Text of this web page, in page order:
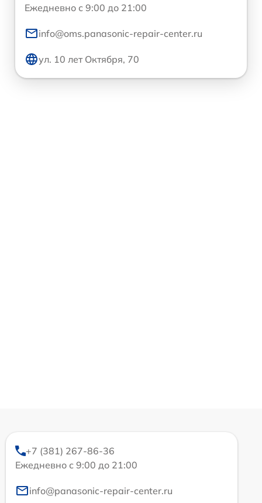
Ежедневно с 9:00 до 21:00
info@oms.panasonic-repair-center.ru
ул. 10 лет Октября, 70
+7 (381) 267-86-36
Ежедневно с 9:00 до 21:00
info@panasonic-repair-center.ru